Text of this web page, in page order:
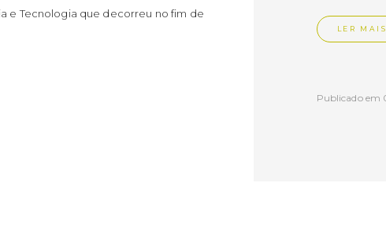
e Tecnologia que decorreu no fim de
LER MAIS
Publicado em